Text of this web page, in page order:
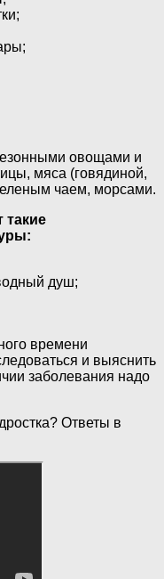
овощами и
мяса (говядиной,
чаем, морсами.
такие
душ;
времени
и выяснить
заболевания надо
Ответы в